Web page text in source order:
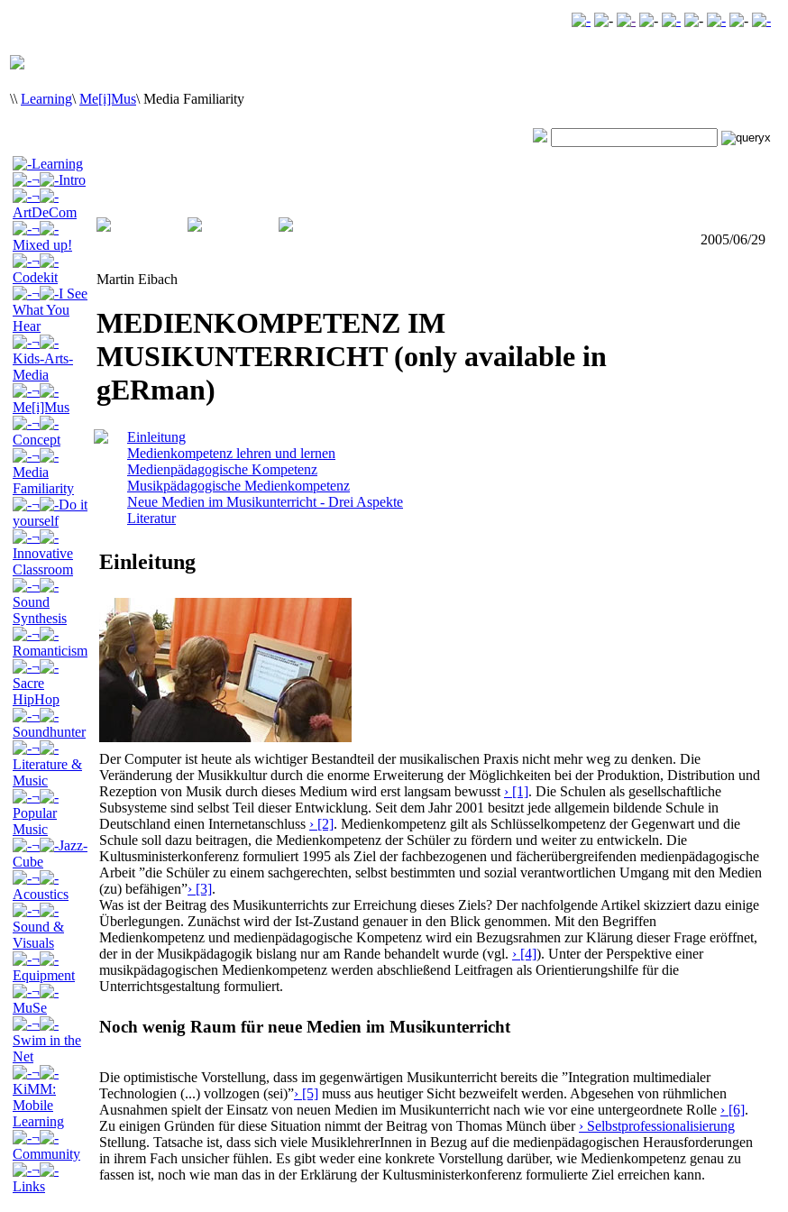
\\ Learning\ Me[i]Mus\ Media Familiarity
Learning
¬
Intro
¬
ArtDeCom
¬
Mixed up!
¬
Codekit
¬
I See
What You
Hear
¬
Kids-Arts-
Media
¬
Me[i]Mus
¬
Concept
¬
Media
Familiarity
¬
Do it
yourself
¬
Innovative
Classroom
¬
Sound
Synthesis
¬
Romanticism
¬
Sacre
HipHop
¬
Soundhunter
¬
Literature &
Music
¬
Popular
Music
¬
Jazz-
Cube
¬
Acoustics
¬
Sound &
Visuals
¬
Equipment
¬
MuSe
¬
Swim in the
Net
¬
KiMM:
Mobile
Learning
¬
Community
¬
Links
2005/06/29
Martin Eibach
MEDIENKOMPETENZ IM
MUSIKUNTERRICHT (only available in
gERman)
Einleitung
Medienkompetenz lehren und lernen
Medienpädagogische Kompetenz
Musikpädagogische Medienkompetenz
Neue Medien im Musikunterricht - Drei Aspekte
Literatur
Einleitung
Der Computer ist heute als wichtiger Bestandteil der musikalischen Praxis nicht mehr weg zu denken. Die
Veränderung der Musikkultur durch die enorme Erweiterung der Möglichkeiten bei der Produktion, Distribution und
Rezeption von Musik durch dieses Medium wird erst langsam bewusst › [1]. Die Schulen als gesellschaftliche
Subsysteme sind selbst Teil dieser Entwicklung. Seit dem Jahr 2001 besitzt jede allgemein bildende Schule in
Deutschland einen Internetanschluss › [2]. Medienkompetenz gilt als Schlüsselkompetenz der Gegenwart und die
Schule soll dazu beitragen, die Medienkompetenz der Schüler zu fördern und weiter zu entwickeln. Die
Kultusministerkonferenz formuliert 1995 als Ziel der fachbezogenen und fächerübergreifenden medienpädagogische
Arbeit ”die Schüler zu einem sachgerechten, selbst bestimmten und sozial verantwortlichen Umgang mit den Medien
(zu) befähigen”› [3].
Was ist der Beitrag des Musikunterrichts zur Erreichung dieses Ziels? Der nachfolgende Artikel skizziert dazu einige
Überlegungen. Zunächst wird der Ist-Zustand genauer in den Blick genommen. Mit den Begriffen
Medienkompetenz und medienpädagogische Kompetenz wird ein Bezugsrahmen zur Klärung dieser Frage eröffnet,
der in der Musikpädagogik bislang nur am Rande behandelt wurde (vgl. › [4]). Unter der Perspektive einer
musikpädagogischen Medienkompetenz werden abschließend Leitfragen als Orientierungshilfe für die
Unterrichtsgestaltung formuliert.
Noch wenig Raum für neue Medien im Musikunterricht
Die optimistische Vorstellung, dass im gegenwärtigen Musikunterricht bereits die ”Integration multimedialer
Technologien (...) vollzogen (sei)”› [5] muss aus heutiger Sicht bezweifelt werden. Abgesehen von rühmlichen
Ausnahmen spielt der Einsatz von neuen Medien im Musikunterricht nach wie vor eine untergeordnete Rolle › [6].
Zu einigen Gründen für diese Situation nimmt der Beitrag von Thomas Münch über › Selbstprofessionalisierung
Stellung. Tatsache ist, dass sich viele MusiklehrerInnen in Bezug auf die medienpädagogischen Herausforderungen
in ihrem Fach unsicher fühlen. Es gibt weder eine konkrete Vorstellung darüber, wie Medienkompetenz genau zu
fassen ist, noch wie man das in der Erklärung der Kultusministerkonferenz formulierte Ziel erreichen kann.